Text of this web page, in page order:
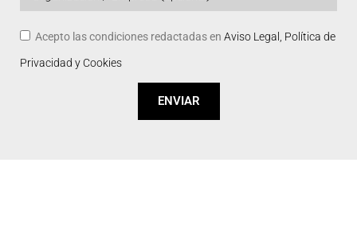
Acepto las condiciones redactadas en Aviso Legal, Política de
Privacidad y Cookies
ENVIAR